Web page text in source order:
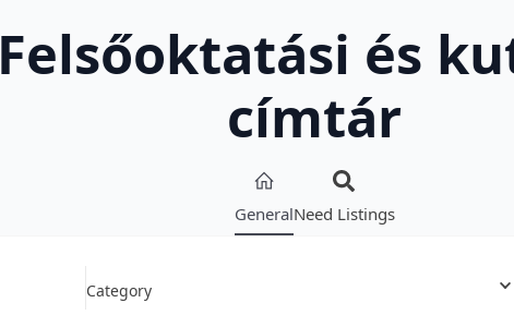
Felsőoktatási és
címtár
GeneralNeed Listings
Category